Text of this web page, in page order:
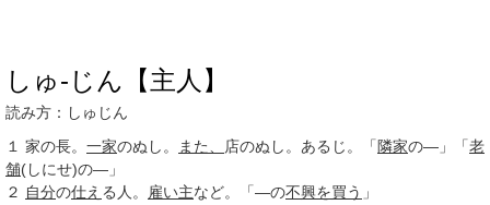
しゅ‐じん【主人】
読み方：しゅじん
１
家の長。 一家のぬし。 また、 店のぬし。あるじ。「 隣家の―」「老
舗(しにせ)の―」
２ 自分の仕え る人。 雇い主など。「―の不興を買う 」